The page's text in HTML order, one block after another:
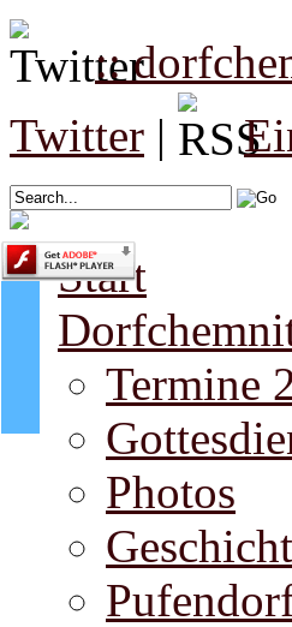
::
Twitter |
Start
Termine
Photos